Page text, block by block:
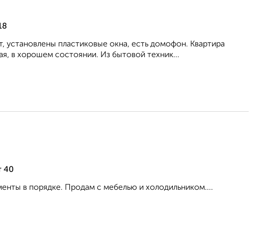
установлены пластиковые окна, есть домофон. Квартира
в хорошем состоянии. Из бытовой техник...
40
в порядке. Продам с мебелью и холодильником....